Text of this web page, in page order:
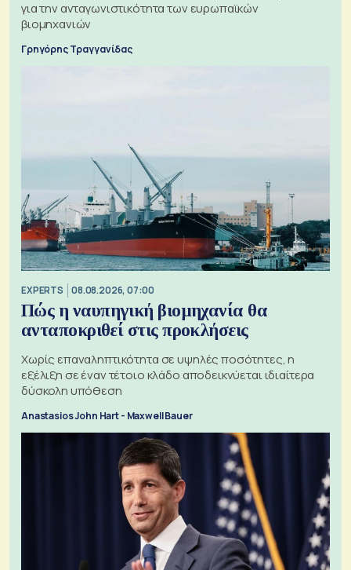
για την ανταγωνιστικότητα των ευρωπαϊκών
βιομηχανιών
Γρηγόρης Τραγγανίδας
EXPERTS 08.08.2026, 07:00
Πώς η ναυπηγική βιομηχανία θα
ανταποκριθεί στις προκλήσεις
Χωρίς επαναληπτικότητα σε υψηλές ποσότητες, η
εξέλιξη σε έναν τέτοιο κλάδο αποδεικνύεται ιδιαίτερα
δύσκολη υπόθεση
Anastasios John Hart - Maxwell Bauer